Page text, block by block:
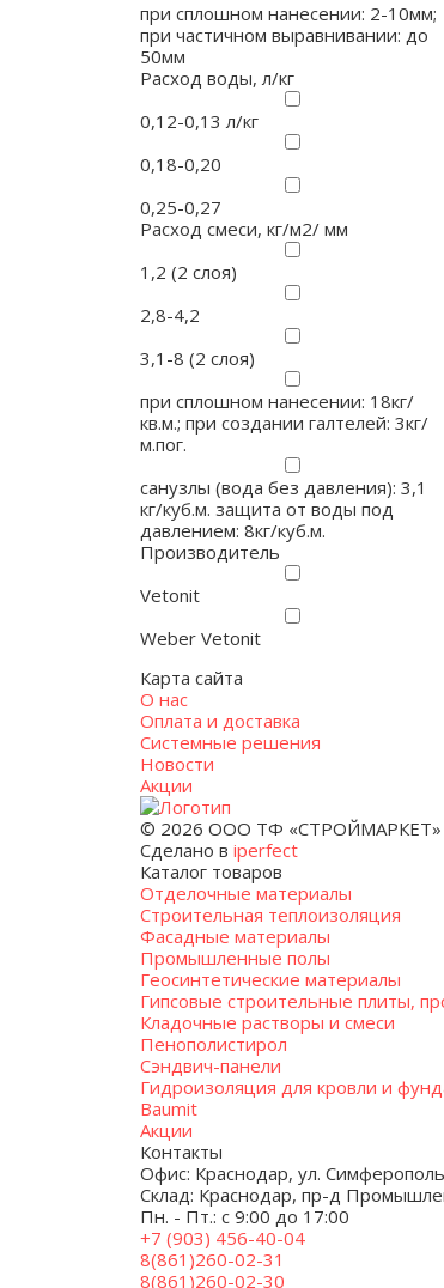
при сплошном нанесении: 2-10мм;
при частичном выравнивании: до
50мм
Расход воды, л/кг
0,12-0,13 л/кг
0,18-0,20
0,25-0,27
Расход смеси, кг/м2/ мм
1,2 (2 слоя)
2,8-4,2
3,1-8 (2 слоя)
при сплошном нанесении: 18кг/
кв.м.; при создании галтелей: 3кг/
м.пог.
санузлы (вода без давления): 3,1
кг/куб.м. защита от воды под
давлением: 8кг/куб.м.
Производитель
Vetonit
Weber Vetonit
Карта сайта
О нас
Оплата и доставка
Системные решения
Новости
Акции
© 2026 ООО ТФ «СТРОЙМАРКЕТ»
Сделано в iperfect
Каталог товаров
Отделочные материалы
Строительная теплоизоляция
Фасадные материалы
Промышленные полы
Геосинтетические материалы
Гипсовые строительные плиты,
Кладочные растворы и смеси
Пенополистирол
Сэндвич-панели
Гидроизоляция для кровли и
Baumit
Акции
Контакты
Офис: Краснодар, ул.
Склад: Краснодар, пр-д
Пн. - Пт.: с 9:00 до 17:00
+7 (903) 456-40-04
8(861)260-02-31
8(861)260-02-30